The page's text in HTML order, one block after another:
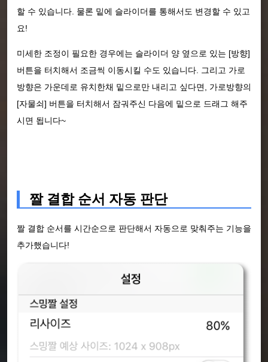
할 수 있습니다. 물론 밑에 슬라이더를 통해서도 변경할 수 있고
요!
미세한 조정이 필요한 경우에는 슬라이더 양 옆으로 있는 [방향]
버튼을 터치해서 조금씩 이동시킬 수도 있습니다. 그리고 가로
방향은 가운데로 유치한채 밑으로만 내리고 싶다면, 가로방향의
[자물쇠] 버튼을 터치해서 잠궈주신 다음에 밑으로 드래그 해주
시면 됩니다~
짤 결합 순서 자동 판단
짤 결합 순서를 시간순으로 판단해서 자동으로 맞춰주는 기능을
추가했습니다!